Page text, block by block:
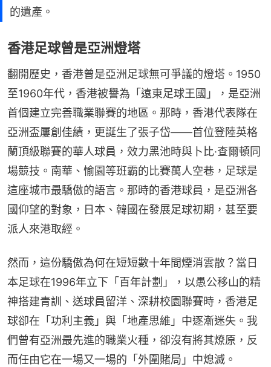
的遺產。
香港足球曾是亞洲燈塔
翻開歷史，香港曾是亞洲足球無可爭議的燈塔。1950
至1960年代，香港被譽為「遠東足球王國」，是亞洲
首個建立完善職業聯賽的地區。那時，香港代表隊在
亞洲盃屢創佳績，更誕生了張子岱——首位登陸英格
蘭頂級聯賽的華人球員，效力黑池時與卜比·查爾頓同
場競技。南華、愉園等班霸的比賽萬人空巷，足球是
這座城市最驕傲的語言。那時的香港球員，是亞洲各
國仰望的對象，日本、韓國在發展足球初期，甚至要
派人來港取經。
然而，這份驕傲為何在短短數十年間煙消雲散？當日
本足球在1996年立下「百年計劃」，以愚公移山的精
神搭建青訓、送球員留洋、深耕校園聯賽時，香港足
球卻在「功利主義」與「地產思維」中逐漸迷失。我
們曾有亞洲最先進的職業火種，卻沒有將其燎原，反
而任由它在一場又一場的「外圍賭局」中熄滅。